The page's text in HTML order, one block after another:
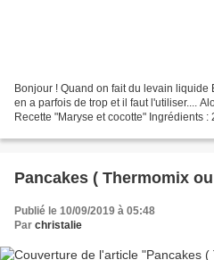
Bonjour ! Quand on fait du levain liquide
en a parfois de trop et il faut l'utiliser....
Recette "Maryse et cocotte" Ingrédients
Pancakes ( Thermomix
Publié le 10/09/2019 à 05:48
Par christalie